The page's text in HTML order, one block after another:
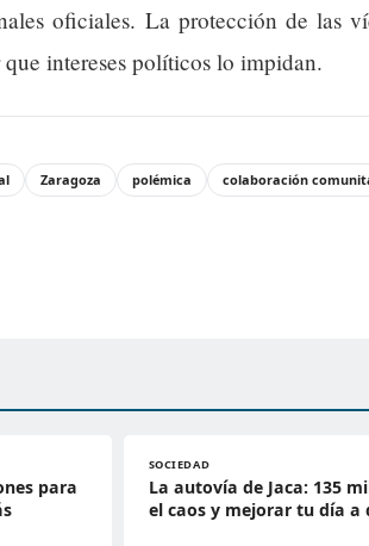
oficiales. La protección de las
intereses políticos lo impidan.
Zaragoza polémica colaboración
para
SOCIEDAD
La autovía de Jaca: 135
el caos y mejorar tu día a